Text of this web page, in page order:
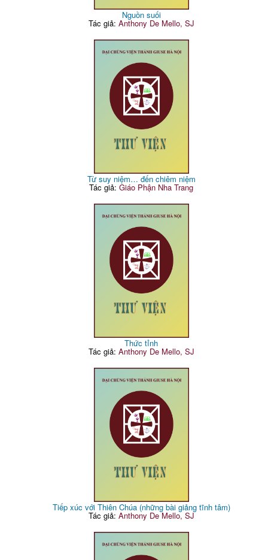
Nguồn suối
Tác giả: Anthony De Mello, SJ
Từ suy niệm… đến chiêm niệm
Tác giả:Giáo Phận Nha Trang
Thức tỉnh
Tác giả: Anthony De Mello, SJ
Tiếp xúc với Thiên Chúa (những bài giảng tĩnh tâm)
Tác giả: Anthony De Mello, SJ